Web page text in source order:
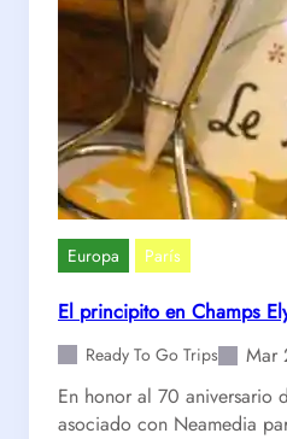
Europa París
El principito en Champs
Ready To Go Trips
Mar
En honor al 70 aniversario
asociado con Neamedia